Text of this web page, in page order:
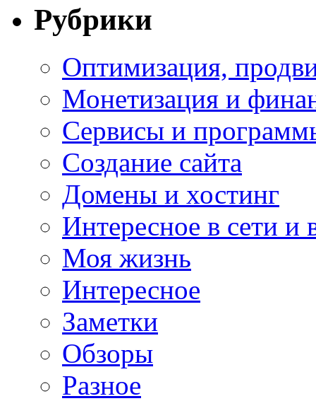
Рубрики
Оптимизация,
Монетизация и
Сервисы и
Создание сайта
Домены и хостинг
Интересное в сети и
Моя жизнь
Интересное
Заметки
Обзоры
Разное